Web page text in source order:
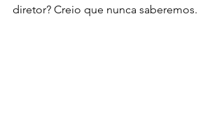
diretor? Creio que nunca saberemos.